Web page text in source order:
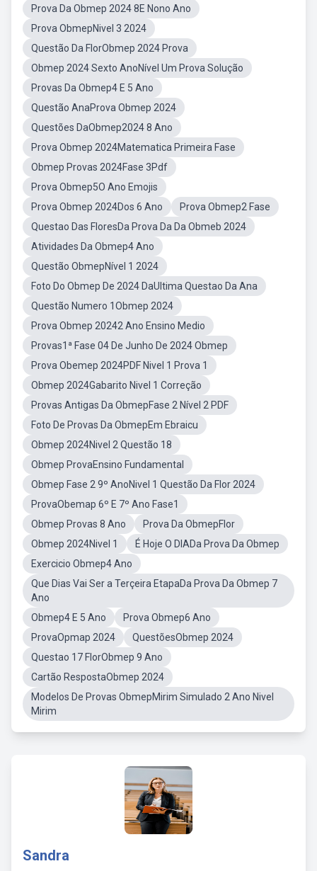
Prova Da Obmep 2024 8E Nono Ano
Prova ObmepNivel 3 2024
Questão Da FlorObmep 2024 Prova
Obmep 2024 Sexto AnoNível Um Prova Solução
Provas Da Obmep4 E 5 Ano
Questão AnaProva Obmep 2024
Questões DaObmep2024 8 Ano
Prova Obmep 2024Matematica Primeira Fase
Obmep Provas 2024Fase 3Pdf
Prova Obmep5O Ano Emojis
Prova Obmep 2024Dos 6 Ano
Prova Obmep2 Fase
Questao Das FloresDa Prova Da Da Obmeb 2024
Atividades Da Obmep4 Ano
Questão ObmepNível 1 2024
Foto Do Obmep De 2024 DaUltima Questao Da Ana
Questão Numero 1Obmep 2024
Prova Obmep 20242 Ano Ensino Medio
Provas1ª Fase 04 De Junho De 2024 Obmep
Prova Obemep 2024PDF Nivel 1 Prova 1
Obmep 2024Gabarito Nivel 1 Correção
Provas Antigas Da ObmepFase 2 Nível 2 PDF
Foto De Provas Da ObmepEm Ebraicu
Obmep 2024Nivel 2 Questão 18
Obmep ProvaEnsino Fundamental
Obmep Fase 2 9º AnoNivel 1 Questão Da Flor 2024
ProvaObemap 6º E 7º Ano Fase1
Obmep Provas 8 Ano
Prova Da ObmepFlor
Obmep 2024Nivel 1
É Hoje O DIADa Prova Da Obmep
Exercicio Obmep4 Ano
Que Dias Vai Ser a Terçeira EtapaDa Prova Da Obmep 7
Ano
Obmep4 E 5 Ano
Prova Obmep6 Ano
ProvaOpmap 2024
QuestõesObmep 2024
Questao 17 FlorObmep 9 Ano
Cartão RespostaObmep 2024
Modelos De Provas ObmepMirim Simulado 2 Ano Nivel
Mirim
Sandra